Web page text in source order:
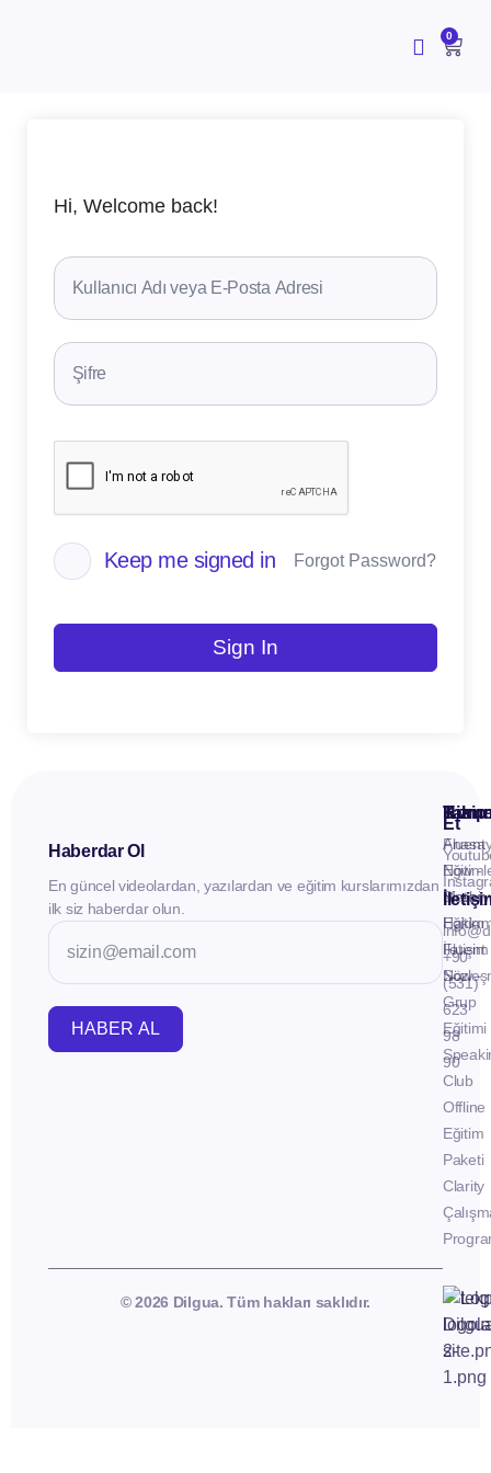
0
Hi, Welcome back!
Keep me signed in Forgot Password?
Sign In
Haberdar Ol
En güncel videolardan, yazılardan ve eğitim kurslarımızdan
ilk siz haberdar olun.
HABER AL
İletişim
Fluent
Now -
Birebir
Eğitim
Fluent
Now -
Grup
Eğitimi
Club
Offline
Eğitim
Paketi
Clarity
Takip
Et
+90
(531)
623
98
90
© 2026 Dilgua. Tüm hakları saklıdır.